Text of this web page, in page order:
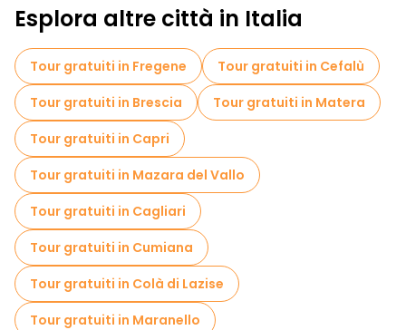
Esplora altre città in Italia
Tour gratuiti in Fregene
Tour gratuiti in Cefalù
Tour gratuiti in Brescia
Tour gratuiti in Matera
Tour gratuiti in Capri
Tour gratuiti in Mazara del Vallo
Tour gratuiti in Cagliari
Tour gratuiti in Cumiana
Tour gratuiti in Colà di Lazise
Tour gratuiti in Maranello